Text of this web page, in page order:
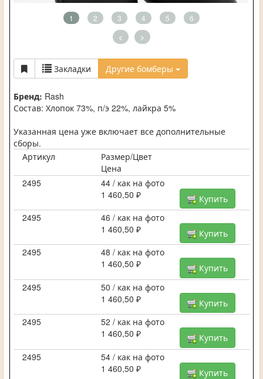
1 2 3 4 5 6
< >
Закладки Другие бомберы
Бренд: Rash
Состав: Хлопок 73%, п/э 22%, лайкра 5%
Указанная цена уже включает все дополнительные
сборы.
Артикул
Размер/Цвет
Цена
2495
44 / как на фото
1 460,50 ₽
Купить
2495
46 / как на фото
1 460,50 ₽
Купить
2495
48 / как на фото
1 460,50 ₽
Купить
2495
50 / как на фото
1 460,50 ₽
Купить
2495
52 / как на фото
1 460,50 ₽
Купить
2495
54 / как на фото
1 460,50 ₽
Купить